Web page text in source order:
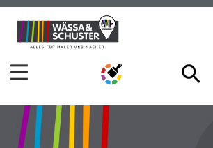
Zum
Inhalt
Zum
Navigationsmenü